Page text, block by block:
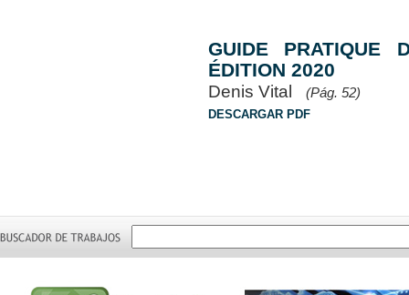
GUIDE PRATIQUE
ÉDITION 2020
Denis Vital (Pág. 52)
DESCARGAR PDF